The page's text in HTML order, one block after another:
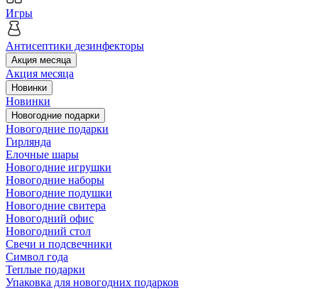
Игры
Антисептики дезинфекторы
Акция месяца
Акция месяца
Новинки
Новинки
Новогодние подарки
Новогодние подарки
Гирлянда
Елочные шары
Новогодние игрушки
Новогодние наборы
Новогодние подушки
Новогодние свитера
Новогодний офис
Новогодний стол
Свечи и подсвечники
Символ года
Теплые подарки
Упаковка для новогодних подарков